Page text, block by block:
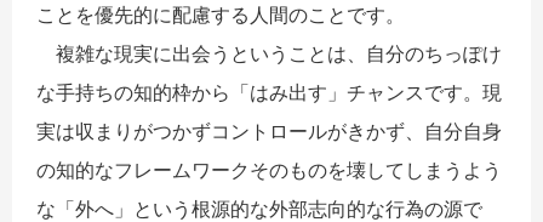
ことを優先的に配慮する人間のことです。
複雑な現実に出会うということは、自分のちっぽけ
な手持ちの知的枠から「はみ出す」チャンスです。現
実は収まりがつかずコントロールがきかず、自分自身
の知的なフレームワークそのものを壊してしまうよう
な「外へ」という根源的な外部志向的な行為の源で